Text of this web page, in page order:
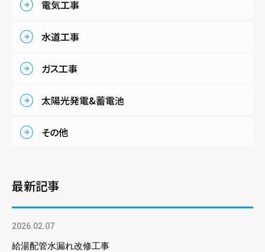
電気工事
水道工事
ガス工事
太陽光発電&蓄電池
その他
最新記事
2026.02.07
給湯配管水漏れ改修工事